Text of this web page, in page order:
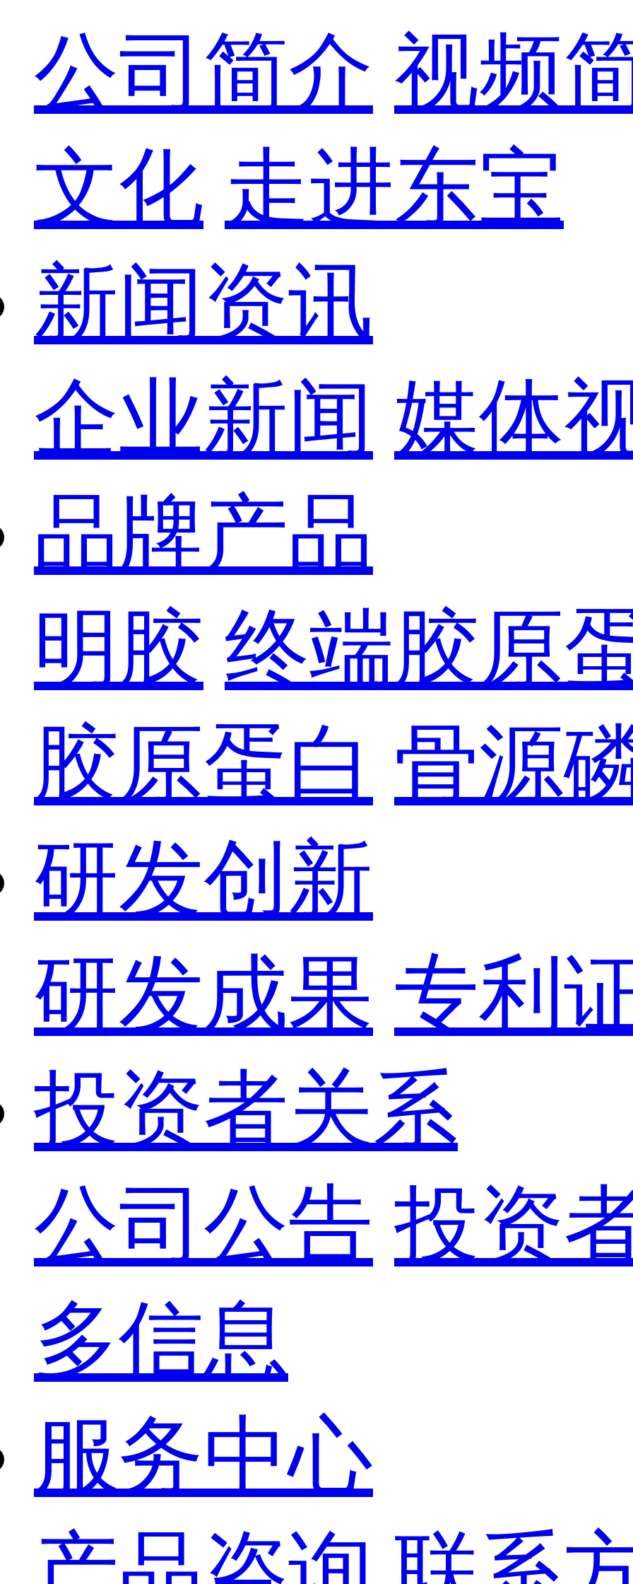
公司简介 视频
文化 走进东宝
新闻资讯
企业新闻 媒体
品牌产品
明胶 终端胶原
胶原蛋白 骨源
研发创新
研发成果 专利
投资者关系
公司公告 投资
多信息
服务中心